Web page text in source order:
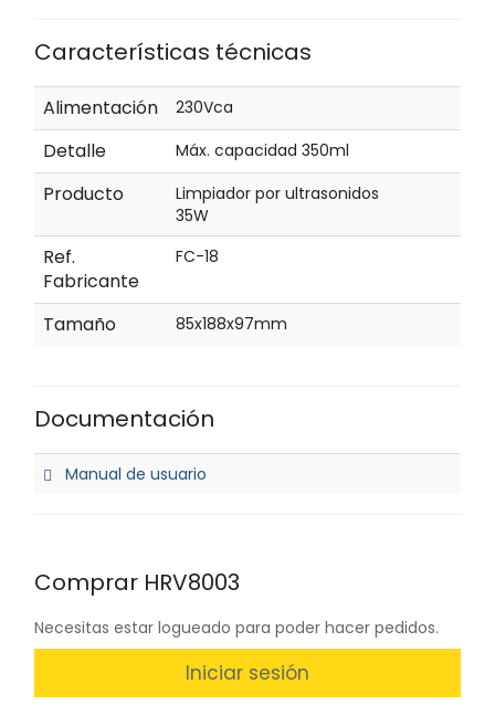
Características técnicas
Alimentación 230Vca
Detalle Máx. capacidad 350ml
Producto
Limpiador por ultrasonidos
35W
Ref.
Fabricante
FC-18
Tamaño 85x188x97mm
Documentación
Manual de usuario
Comprar HRV8003
Necesitas estar logueado para poder hacer pedidos.
Iniciar sesión